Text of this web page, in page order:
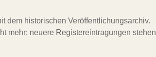
dem historischen Veröffentlichungsarchiv.
mehr; neuere Registereintragungen stehen